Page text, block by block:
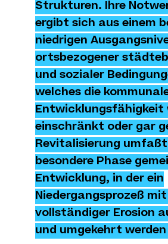
Strukturen. Ihre
ergibt sich aus einem
niedrigen
ortsbezogener
und sozialer
welches die
Entwicklungsfähigkeit
einschränkt oder gar
Revitalisierung umfaßt
besondere Phase
Entwicklung, in der ein
Niedergangsprozeß
vollständiger Erosion
und umgekehrt werden